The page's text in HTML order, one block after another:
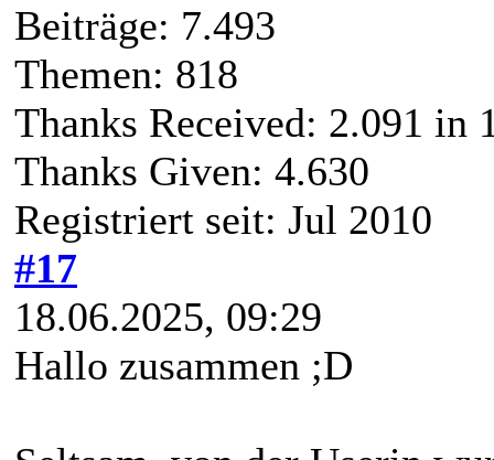
Beiträge: 7.493
Themen: 818
Thanks Received: 2.091 in
Thanks Given: 4.630
Registriert seit: Jul 2010
#17
18.06.2025, 09:29
Hallo zusammen ;D